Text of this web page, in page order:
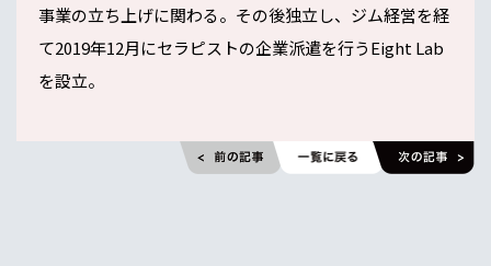
事業の立ち上げに関わる。その後独立し、ジム経営を経
て2019年12月にセラピストの企業派遣を行うEight Lab
を設立。